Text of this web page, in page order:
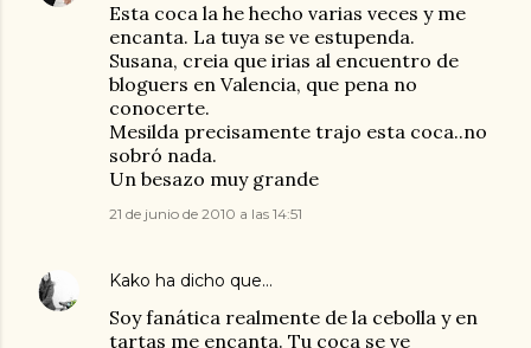
Esta coca la he hecho varias veces y me
encanta. La tuya se ve estupenda.
Susana, creia que irias al encuentro de
bloguers en Valencia, que pena no
conocerte.
Mesilda precisamente trajo esta coca..no
sobró nada.
Un besazo muy grande
21 de junio de 2010 a las 14:51
Kako ha dicho que…
Soy fanática realmente de la cebolla y en
tartas me encanta. Tu coca se ve